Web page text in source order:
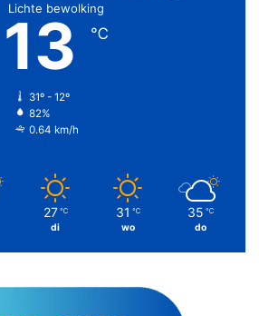
Lichte bewolking
13 ℃
31º - 12º
82%
0.64 km/h
27 ℃
di
31 ℃
wo
35 ℃
do